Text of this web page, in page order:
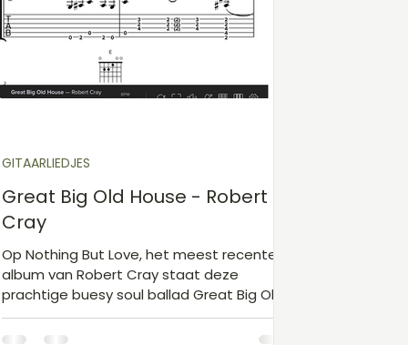
D Gitaarakkoorden E
niveau 1 Kerst
Great Big Old House - Robert
Cray
Op Nothing But Love, het meest recente
album van Robert Cray staat deze
prachtige buesy soul ballad Great Big Old
House. Zoals altijd zingt Cray fantastisch,
maar ook de gitaarpartij is erg leuk om te
GITAARLIEDJES